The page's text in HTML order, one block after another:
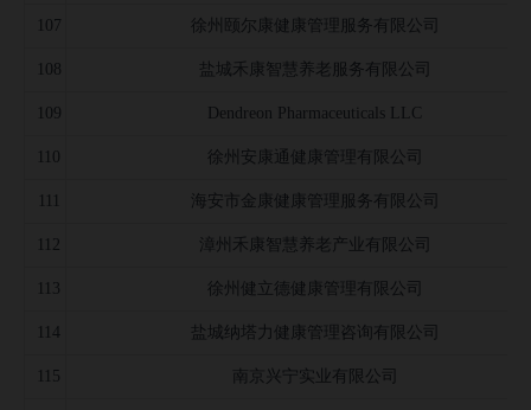
107 徐州颐尔康健康管理服务有限公司
108 盐城禾康智慧养老服务有限公司
109 Dendreon Pharmaceuticals LLC
110 徐州安康通健康管理有限公司
海安市金康健康管理服务有限公司
112 漳州禾康智慧养老产业有限公司
113 徐州健立德健康管理有限公司
114 盐城纳塔力健康管理咨询有限公司
115 南京兴宁实业有限公司